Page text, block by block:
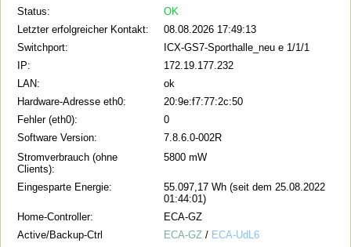
Status:
OK
Letzter erfolgreicher Kontakt:
08.08.2026 17:49:13
Switchport:
ICX-GS7-Sporthalle_neu e 1/1/1
IP:
172.19.177.232
LAN:
ok
Hardware-Adresse eth0:
20:9e:f7:77:2c:50
Fehler (eth0):
0
Software Version:
7.8.6.0-002R
Stromverbrauch (ohne
Clients):
5800 mW
Eingesparte Energie:
55.097,17 Wh (seit dem 25.08.2022
01:44:01)
Home-Controller:
ECA-GZ
Active/Backup-Ctrl
ECA-GZ / ECA-UdL6